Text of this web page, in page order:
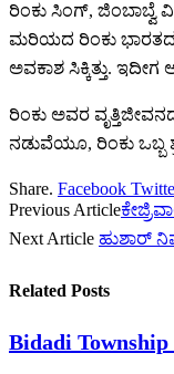
ರಿಂಕು ಸಿಂಗ್, ಜಿಂಬಾಬ್ವೆ
ಮರಿಯದ ರಿಂಕು ಭಾರತದ
ಅವಕಾಶ ಸಿಕ್ಕಿತ್ತು.
ರಿಂಕು ಅವರ
ನಡುವೆಯೂ, ರಿಂಕು ಒಬ್ಬ
Share. Facebook
Previous Article
Next Article ಹುಶಾರ್‌
Related Posts
Bidadi